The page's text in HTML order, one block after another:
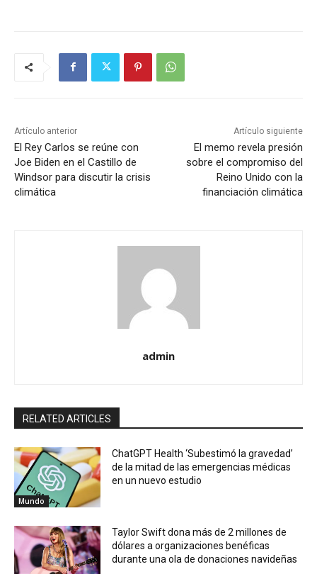
Artículo anterior
El Rey Carlos se reúne con
Joe Biden en el Castillo de
Windsor para discutir la crisis
climática
Artículo siguiente
El memo revela presión
sobre el compromiso del
Reino Unido con la
financiación climática
admin
RELATED ARTICLES
Mundo
ChatGPT Health ‘Subestimó la gravedad’
de la mitad de las emergencias médicas
en un nuevo estudio
Taylor Swift dona más de 2 millones de
dólares a organizaciones benéficas
durante una ola de donaciones navideñas